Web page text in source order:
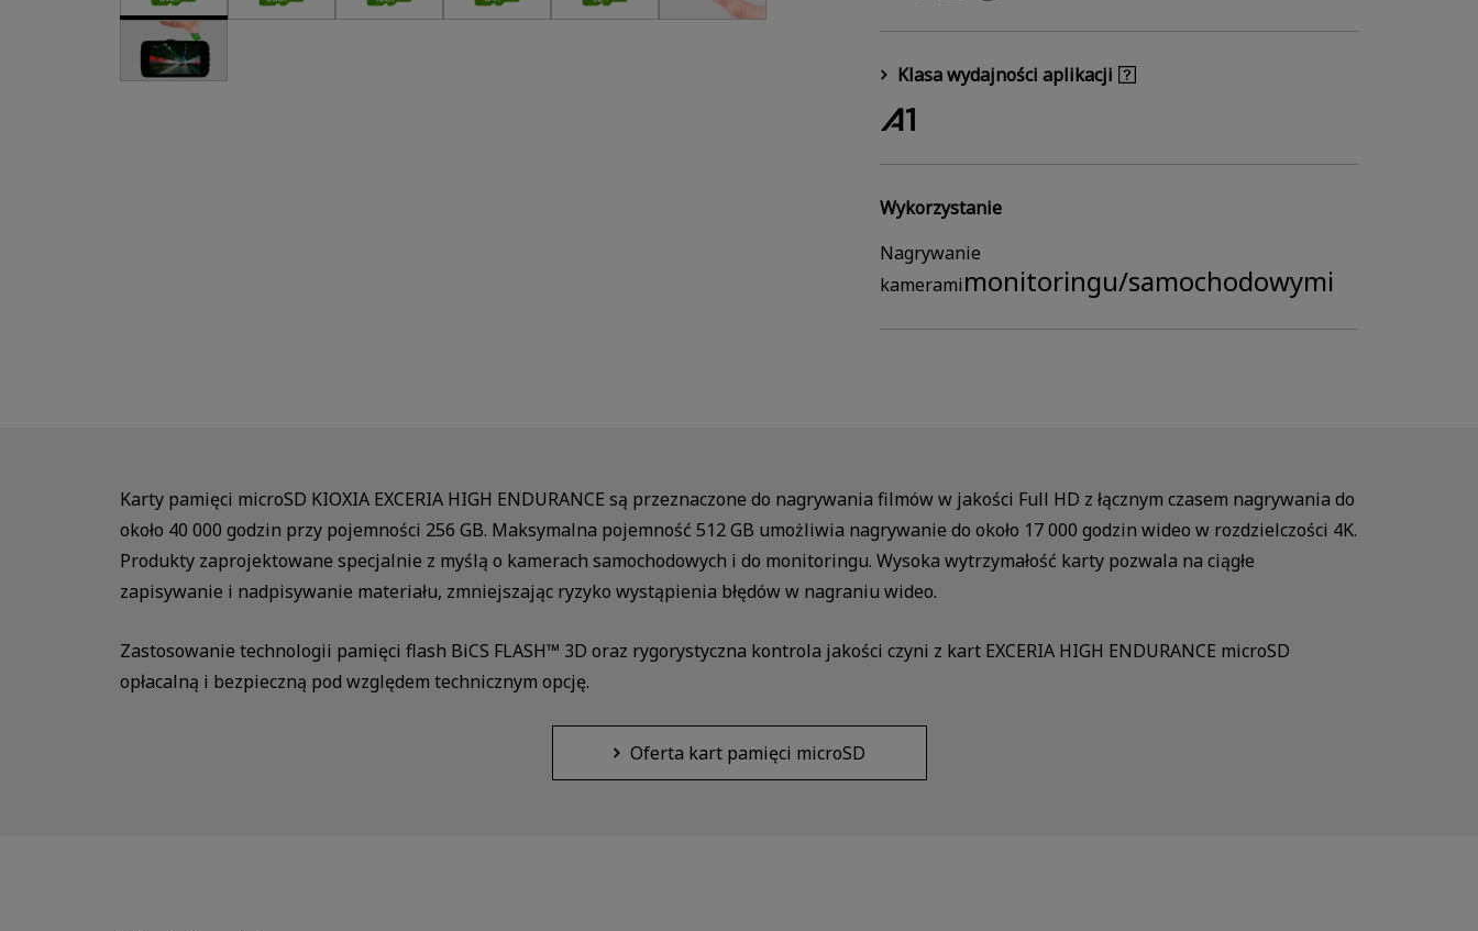
Klasa wydajności aplikacji
Wykorzystanie
Nagrywanie
kameramimonitoringu/samochodowymi
Karty pamięci microSD KIOXIA EXCERIA HIGH ENDURANCE są przeznaczone do nagrywania filmów w jakości Full HD z łącznym czasem nagrywania do
około 40 000 godzin przy pojemności 256 GB. Maksymalna pojemność 512 GB umożliwia nagrywanie do około 17 000 godzin wideo w rozdzielczości 4K.
Produkty zaprojektowane specjalnie z myślą o kamerach samochodowych i do monitoringu. Wysoka wytrzymałość karty pozwala na ciągłe
zapisywanie i nadpisywanie materiału, zmniejszając ryzyko wystąpienia błędów w nagraniu wideo.
Zastosowanie technologii pamięci flash BiCS FLASH™ 3D oraz rygorystyczna kontrola jakości czyni z kart EXCERIA HIGH ENDURANCE microSD
opłacalną i bezpieczną pod względem technicznym opcję.
Oferta kart pamięci microSD